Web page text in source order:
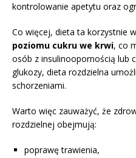
kontrolowanie apetytu oraz
Co więcej, dieta ta korzystnie
poziomu cukru we krwi, co
osób z insulinoopornością lub
glukozy, dieta rozdzielna
schorzeniami.
Warto więc zauważyć, że
rozdzielnej obejmują:
poprawę trawienia,